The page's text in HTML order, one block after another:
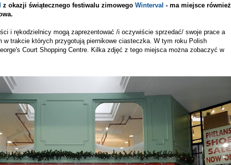
z okazji świątecznego festiwalu zimowego Winterval - ma miejsce również
i rękodzielnicy mogą zaprezentować /i oczywiście sprzedać/ swoje prace a
w trakcie których przygotują piernikowe ciasteczka. W tym roku Polish
Court Shopping Centre. Kilka zdjęć z tego miejsca można zobaczyć w